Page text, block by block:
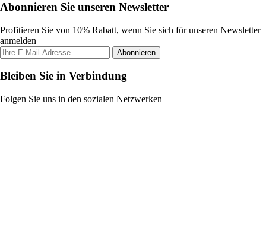
Abonnieren Sie unseren Newsletter
Profitieren Sie von 10% Rabatt, wenn Sie sich für unseren Newsletter
anmelden
Abonnieren
Bleiben Sie in Verbindung
Folgen Sie uns in den sozialen Netzwerken